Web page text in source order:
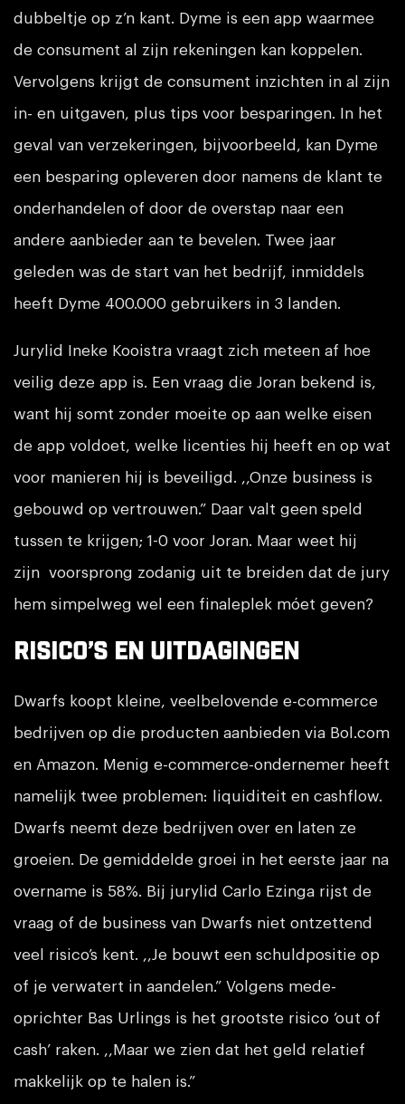
dubbeltje op z’n kant. Dyme is een app waarmee
de consument al zijn rekeningen kan koppelen.
Vervolgens krijgt de consument inzichten in al zijn
in- en uitgaven, plus tips voor besparingen. In het
geval van verzekeringen, bijvoorbeeld, kan Dyme
een besparing opleveren door namens de klant te
onderhandelen of door de overstap naar een
andere aanbieder aan te bevelen. Twee jaar
geleden was de start van het bedrijf, inmiddels
heeft Dyme 400.000 gebruikers in 3 landen.
Jurylid Ineke Kooistra vraagt zich meteen af hoe
veilig deze app is. Een vraag die Joran bekend is,
want hij somt zonder moeite op aan welke eisen
de app voldoet, welke licenties hij heeft en op wat
voor manieren hij is beveiligd. ,,Onze business is
gebouwd op vertrouwen.” Daar valt geen speld
tussen te krijgen; 1-0 voor Joran. Maar weet hij
zijn voorsprong zodanig uit te breiden dat de jury
hem simpelweg wel een finaleplek móet geven?
Risico’s en uitdagingen
Dwarfs koopt kleine, veelbelovende e-commerce
bedrijven op die producten aanbieden via Bol.com
en Amazon. Menig e-commerce-ondernemer heeft
namelijk twee problemen: liquiditeit en cashflow.
Dwarfs neemt deze bedrijven over en laten ze
groeien. De gemiddelde groei in het eerste jaar na
overname is 58%. Bij jurylid Carlo Ezinga rijst de
vraag of de business van Dwarfs niet ontzettend
veel risico’s kent. ,,Je bouwt een schuldpositie op
of je verwatert in aandelen.” Volgens mede-
oprichter Bas Urlings is het grootste risico ‘out of
cash’ raken. ,,Maar we zien dat het geld relatief
makkelijk op te halen is.”